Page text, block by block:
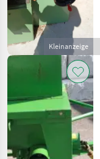
Kleinanzeige